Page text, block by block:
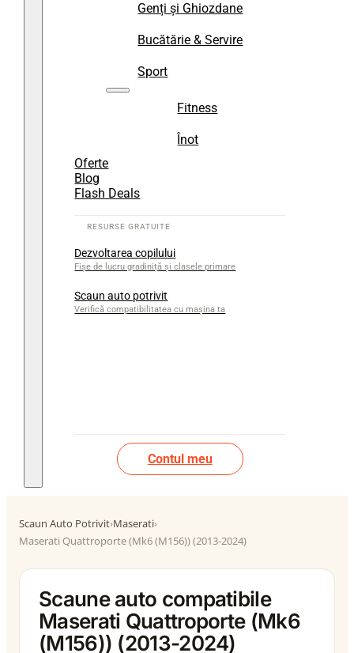
Genți și Ghiozdane
Bucătărie & Servire
Sport
Fitness
Înot
Oferte
Blog
Flash Deals
Dezvoltarea copilului
Fișe de lucru gradiniță și clasele primare
Scaun auto potrivit
Verifică compatibilitatea cu mașina ta
Contul meu
Scaun Auto Potrivit›Maserati›
Maserati Quattroporte (Mk6 (M156)) (2013-2024)
Scaune auto compatibile
Maserati Quattroporte (Mk6
(M156)) (2013-2024)